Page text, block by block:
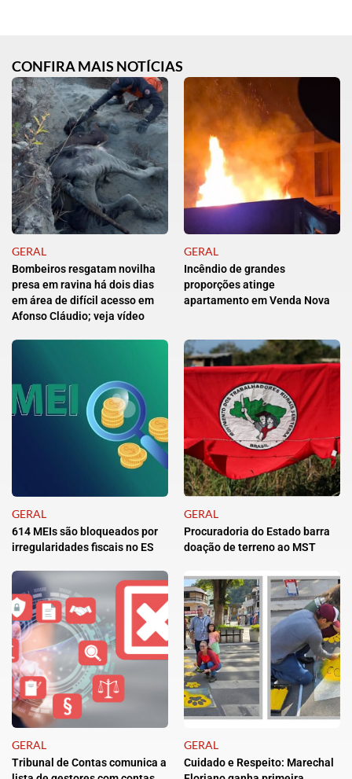
CONFIRA MAIS NOTÍCIAS
GERAL
Bombeiros resgatam novilha
presa em ravina há dois dias
em área de difícil acesso em
Afonso Cláudio; veja vídeo
GERAL
Incêndio de grandes
proporções atinge
apartamento em Venda Nova
GERAL
614 MEIs são bloqueados por
irregularidades fiscais no ES
GERAL
Procuradoria do Estado barra
doação de terreno ao MST
GERAL
Tribunal de Contas comunica a
GERAL
Cuidado e Respeito: Marechal